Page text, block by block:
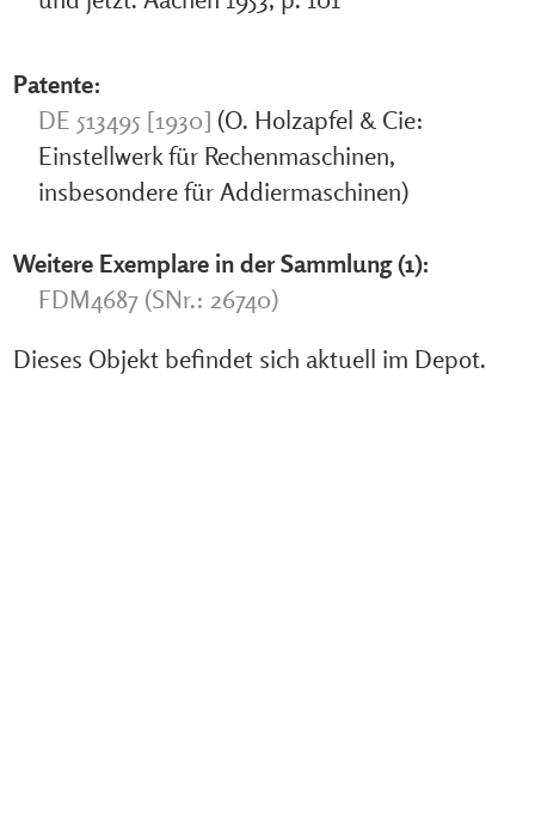
Patente:
DE 513495 [1930] (O. Holzapfel & Cie:
Einstellwerk für Rechenmaschinen,
insbesondere für Addiermaschinen)
Weitere Exemplare in der Sammlung (1):
FDM4687 (SNr.: 26740)
Dieses Objekt befindet sich aktuell im Depot.